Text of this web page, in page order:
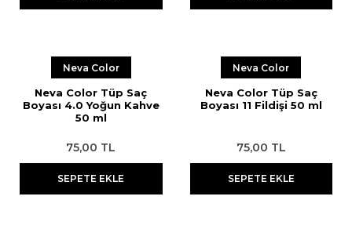
Neva Color
Neva Color Tüp Saç
Boyası 4.0 Yoğun Kahve
50 ml
75,00 TL
SEPETE EKLE
Neva Color
Neva Color Tüp Saç
Boyası 11 Fildişi 50 ml
75,00 TL
SEPETE EKLE